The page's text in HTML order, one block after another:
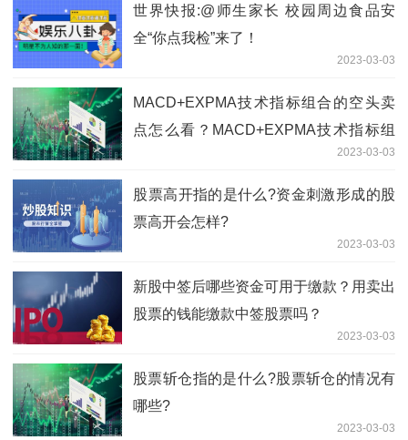
世界快报:@师生家长 校园周边食品安
全“你点我检”来了！
2023-03-03
MACD+EXPMA技术指标组合的空头卖
点怎么看？MACD+EXPMA技术指标组
2023-03-03
​股票高开指的是什么?资金刺激形成的股
票高开会怎样?
2023-03-03
新股中签后哪些资金可用于缴款？用卖出
股票的钱能缴款中签股票吗？
2023-03-03
股票斩仓指的是什么?股票斩仓的情况有
哪些?
2023-03-03